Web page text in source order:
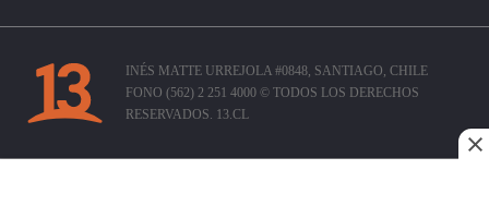
INÉS MATTE URREJOLA #0848, SANTIAGO, CHILE
FONO (562) 2 251 4000 © TODOS LOS DERECHOS
RESERVADOS. 13.CL